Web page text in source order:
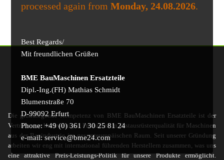
processed again fromMonday, 24.08.2026.
Best Regards/
Mit freundlichen Grüßen
BME BauMaschinen Ersatzteile
Dipl.-Ing.(FH) Mathias Schmidt
Blumenstraße 70
D-99092 Erfurt
Phone: +49 (0) 361 / 30 25 81 24
e-mail: service@bme24.com
Die grundlegende Kompetenz von BME BauMaschinen Ersatzteile ist der
Vertrieb von hochwertigen Produkten in Erstausrüsterqualität für Maschinen
aus der Bauindustrie im gesamteuropäischen Raum. Seit unserer Gründung
arbeiten wir eng mit international führenden Herstellern zusammen, was uns
eine attraktive Preis-Leistungs-Politik für unsere Produkte ermöglicht.